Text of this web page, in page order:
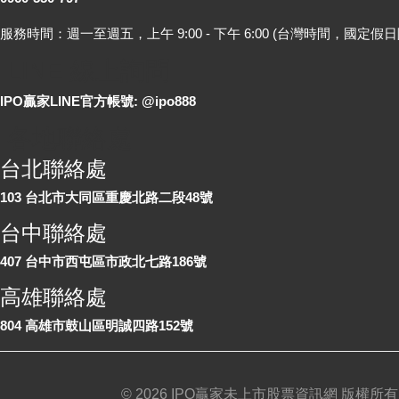
服務時間：週一至週五，上午 9:00 - 下午 6:00 (台灣時間，國定假
IPO贏家LINE官方帳號: @ipo888
台北聯絡處
103 台北市大同區重慶北路二段48號
台中聯絡處
407 台中市西屯區市政北七路186號
高雄聯絡處
804 高雄市鼓山區明誠四路152號
© 2026 IPO贏家未上市股票資訊網 版權所有